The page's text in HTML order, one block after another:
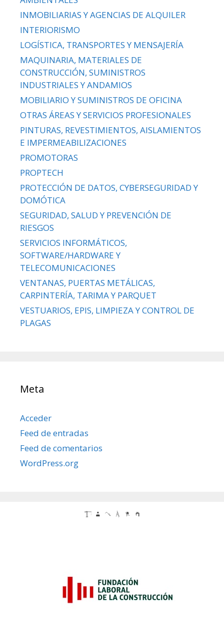
INMOBILIARIAS Y AGENCIAS DE ALQUILER
INTERIORISMO
LOGÍSTICA, TRANSPORTES Y MENSAJERÍA
MAQUINARIA, MATERIALES DE
CONSTRUCCIÓN, SUMINISTROS
INDUSTRIALES Y ANDAMIOS
MOBILIARIO Y SUMINISTROS DE OFICINA
OTRAS ÁREAS Y SERVICIOS PROFESIONALES
PINTURAS, REVESTIMIENTOS, AISLAMIENTOS
E IMPERMEABILIZACIONES
PROMOTORAS
PROPTECH
PROTECCIÓN DE DATOS, CYBERSEGURIDAD Y
DOMÓTICA
SEGURIDAD, SALUD Y PREVENCIÓN DE
RIESGOS
SERVICIOS INFORMÁTICOS,
SOFTWARE/HARDWARE Y
TELECOMUNICACIONES
VENTANAS, PUERTAS METÁLICAS,
CARPINTERÍA, TARIMA Y PARQUET
VESTUARIOS, EPIS, LIMPIEZA Y CONTROL DE
PLAGAS
Meta
Acceder
Feed de entradas
Feed de comentarios
WordPress.org